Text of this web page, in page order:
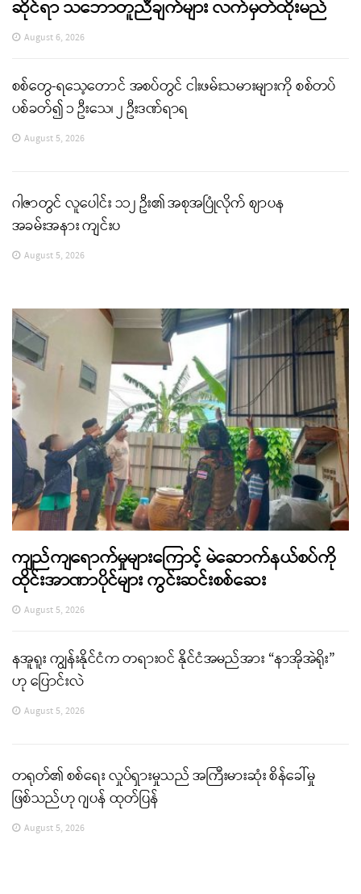
ဆိုင်ရာ သဘောတူညီချက်များ လက်မှတ်ထိုးမည်
August 6, 2026
စစ်တွေ-ရသေ့တောင် အစပ်တွင် ငါးဖမ်းသမားများကို စစ်တပ်
ပစ်ခတ်၍ ၁ ဦးသေ၊ ၂ ဦးဒဏ်ရာရ
August 5, 2026
ဂါဇာတွင် လူပေါင်း ၁၁၂ ဦး၏ အစုအပြုံလိုက် ဈာပန
အခမ်းအနား ကျင်းပ
August 5, 2026
ကျည်ကျရောက်မှုများကြောင့် မဲဆောက်နယ်စပ်ကို
ထိုင်းအာဏာပိုင်များ ကွင်းဆင်းစစ်ဆေး
August 5, 2026
နအူရူး ကျွန်းနိုင်ငံက တရားဝင် နိုင်ငံအမည်အား “နာအိုအဲရိုး”
ဟု ပြောင်းလဲ
August 5, 2026
တရုတ်၏ စစ်ရေး လှုပ်ရှားမှုသည် အကြီးမားဆုံး စိန်ခေါ်မှု
ဖြစ်သည်ဟု ဂျပန် ထုတ်ပြန်
August 5, 2026